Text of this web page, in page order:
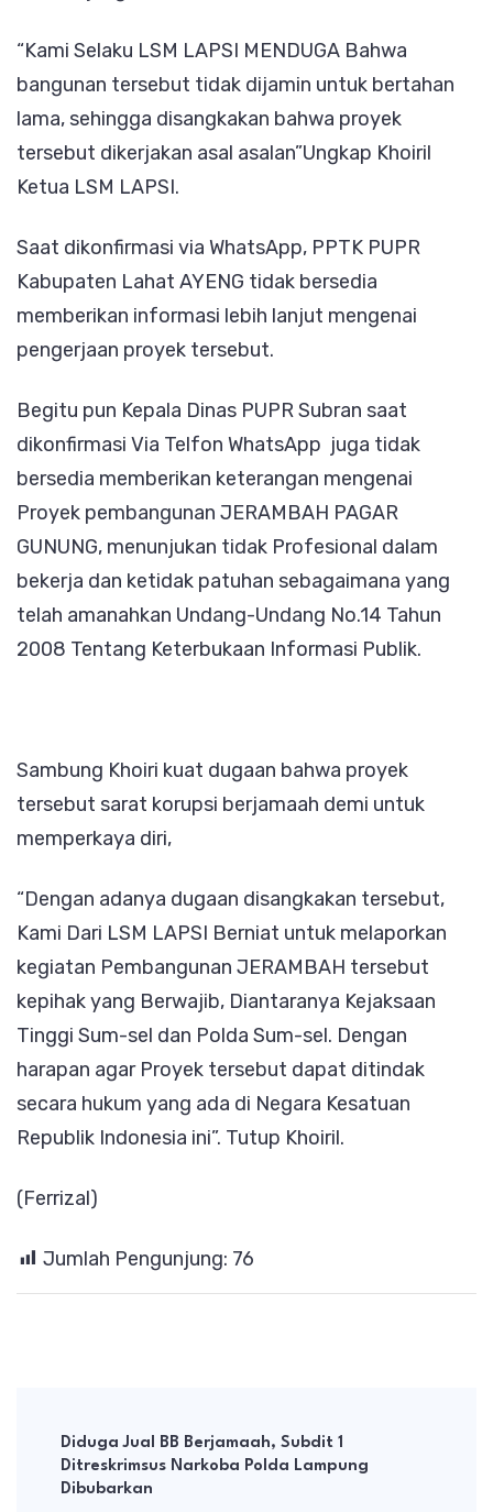
“Kami Selaku LSM LAPSI MENDUGA Bahwa
bangunan tersebut tidak dijamin untuk bertahan
lama, sehingga disangkakan bahwa proyek
tersebut dikerjakan asal asalan”Ungkap Khoiril
Ketua LSM LAPSI.
Saat dikonfirmasi via WhatsApp, PPTK PUPR
Kabupaten Lahat AYENG tidak bersedia
memberikan informasi lebih lanjut mengenai
pengerjaan proyek tersebut.
Begitu pun Kepala Dinas PUPR Subran saat
dikonfirmasi Via Telfon WhatsApp juga tidak
bersedia memberikan keterangan mengenai
Proyek pembangunan JERAMBAH PAGAR
GUNUNG, menunjukan tidak Profesional dalam
bekerja dan ketidak patuhan sebagaimana yang
telah amanahkan Undang-Undang No.14 Tahun
2008 Tentang Keterbukaan Informasi Publik.
Sambung Khoiri kuat dugaan bahwa proyek
tersebut sarat korupsi berjamaah demi untuk
memperkaya diri,
“Dengan adanya dugaan disangkakan tersebut,
Kami Dari LSM LAPSI Berniat untuk melaporkan
kegiatan Pembangunan JERAMBAH tersebut
kepihak yang Berwajib, Diantaranya Kejaksaan
Tinggi Sum-sel dan Polda Sum-sel. Dengan
harapan agar Proyek tersebut dapat ditindak
secara hukum yang ada di Negara Kesatuan
Republik Indonesia ini”. Tutup Khoiril.
(Ferrizal)
Jumlah Pengunjung: 76
Navigation
Diduga Jual BB Berjamaah, Subdit 1
Ditreskrimsus Narkoba Polda Lampung
Dibubarkan